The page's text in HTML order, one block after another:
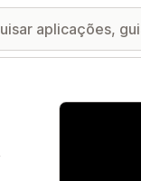
Galeria de